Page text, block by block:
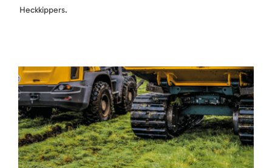
Heckkippers.